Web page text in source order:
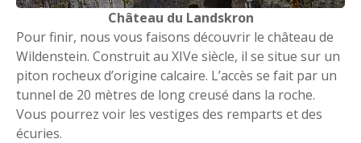
Château du Landskron
Pour finir, nous vous faisons découvrir le château de
Wildenstein. Construit au XIVe siècle, il se situe sur un
piton rocheux d’origine calcaire. L’accès se fait par un
tunnel de 20 mètres de long creusé dans la roche.
Vous pourrez voir les vestiges des remparts et des
écuries.